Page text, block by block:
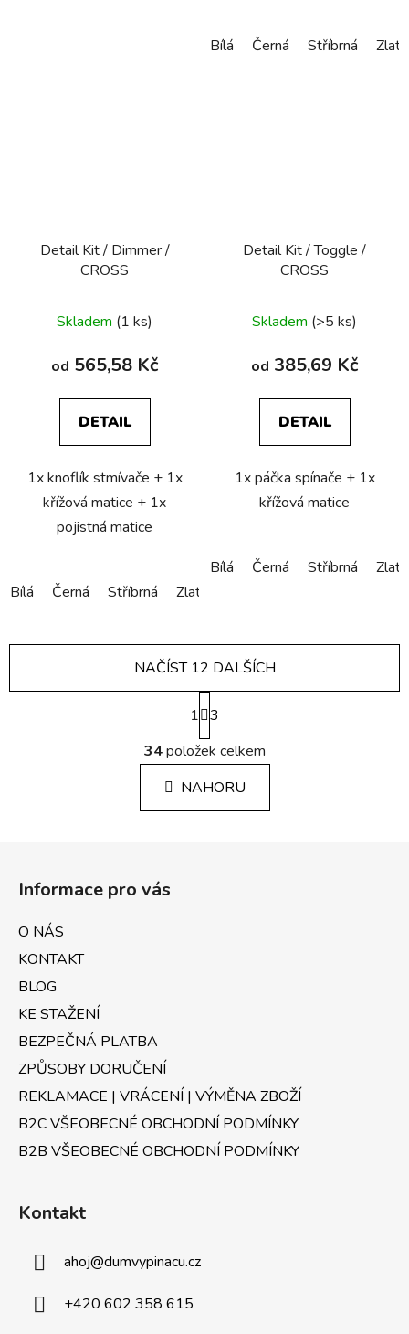
Bílá Černá Stříbrná Zlatá
Detail Kit / Dimmer /
CROSS
Skladem (1 ks)
od 565,58 Kč
DETAIL
1x knoflík stmívače + 1x
křížová matice + 1x
pojistná matice
Bílá Černá Stříbrná Zlatá
Detail Kit / Toggle /
CROSS
Skladem (>5 ks)
od 385,69 Kč
DETAIL
1x páčka spínače + 1x
křížová matice
Bílá Černá Stříbrná Zlatá
O
v
l
á
d
u
NAČÍST 12 DALŠÍCH
S
t
r
á
n
k
1 3
34položek celkem
NAHORU
Informace pro vás
O NÁS
KONTAKT
BLOG
KE STAŽENÍ
BEZPEČNÁ PLATBA
ZPŮSOBY DORUČENÍ
REKLAMACE | VRÁCENÍ | VÝMĚNA ZBOŽÍ
B2C VŠEOBECNÉ OBCHODNÍ PODMÍNKY
B2B VŠEOBECNÉ OBCHODNÍ PODMÍNKY
Kontakt
ahoj@dumvypinacu.cz
+420 602 358 615